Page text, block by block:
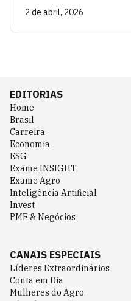
2 de abril, 2026
EDITORIAS
Home
Brasil
Carreira
Economia
ESG
Exame INSIGHT
Exame Agro
Inteligência Artificial
Invest
PME & Negócios
CANAIS ESPECIAIS
Líderes Extraordinários
Conta em Dia
Mulheres do Agro